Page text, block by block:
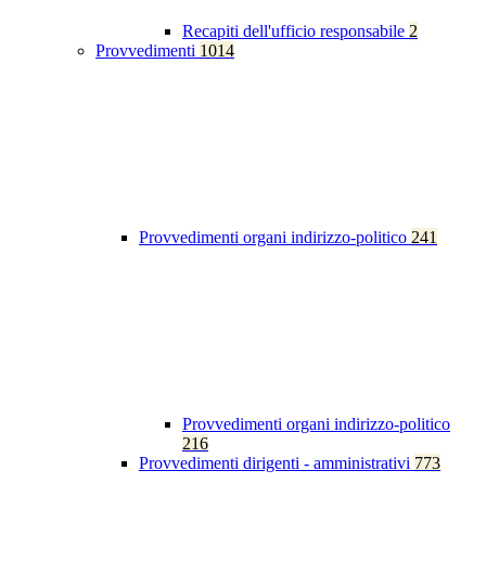
Recapiti dell'ufficio responsabile 2
Provvedimenti 1014
Provvedimenti organi indirizzo-politico 241
Provvedimenti organi indirizzo-politico
216
Provvedimenti dirigenti - amministrativi 773